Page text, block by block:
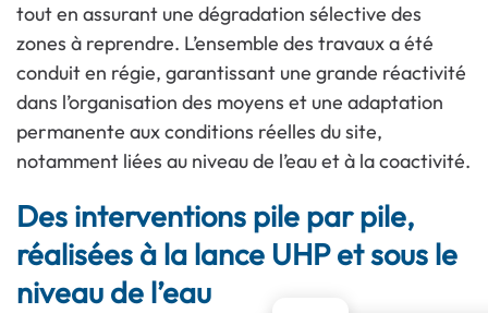
tout en assurant une dégradation sélective des
zones à reprendre. L’ensemble des travaux a été
conduit en régie, garantissant une grande réactivité
dans l’organisation des moyens et une adaptation
permanente aux conditions réelles du site,
notamment liées au niveau de l’eau et à la coactivité.
Des interventions pile par pile,
réalisées à la lance UHP et sous le
niveau de l’eau